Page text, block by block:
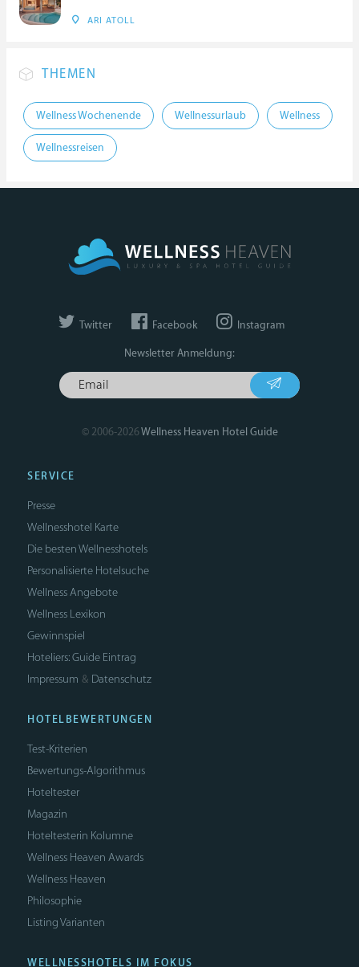
ARI ATOLL
THEMEN
Wellness Wochenende Wellnessurlaub Wellness
Wellnessreisen
Twitter Facebook Instagram
Newsletter Anmeldung:
© 2006-2026Wellness Heaven Hotel Guide
SERVICE
Presse
Wellnesshotel Karte
Die besten Wellnesshotels
Personalisierte Hotelsuche
Wellness Angebote
Wellness Lexikon
Gewinnspiel
Hoteliers: Guide Eintrag
Impressum & Datenschutz
HOTELBEWERTUNGEN
Test-Kriterien
Bewertungs-Algorithmus
Hoteltester
Magazin
Hoteltesterin Kolumne
Wellness Heaven Awards
Wellness Heaven
Philosophie
Listing Varianten
WELLNESSHOTELS IM FOKUS